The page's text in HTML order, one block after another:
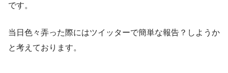
です。
当日色々弄った際にはツイッターで簡単な報告？しようか
と考えております。